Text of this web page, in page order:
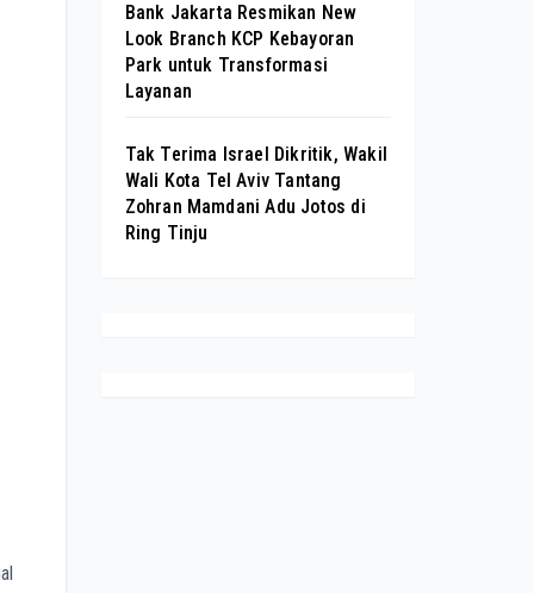
Bank Jakarta Resmikan New
Look Branch KCP Kebayoran
Park untuk Transformasi
Layanan
Tak Terima Israel Dikritik, Wakil
Wali Kota Tel Aviv Tantang
Zohran Mamdani Adu Jotos di
Ring Tinju